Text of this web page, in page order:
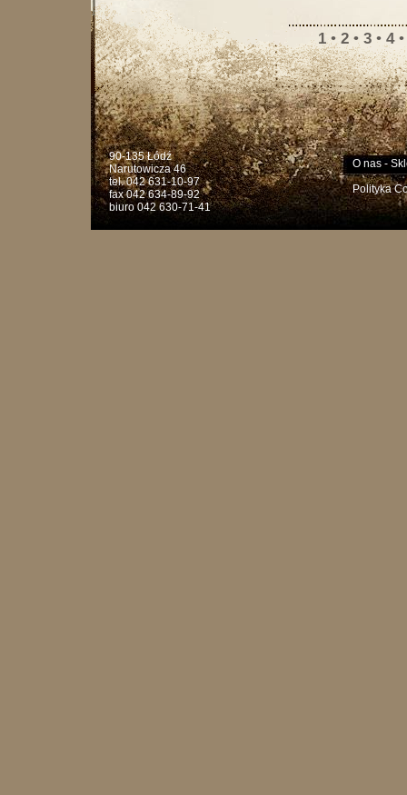
1• 2 • 3 • 4
90-135 Łódź
Narutowicza 46
tel. 042 631-10-97
fax 042 634-89-92
biuro 042 630-71-41
O nas-
Polityka